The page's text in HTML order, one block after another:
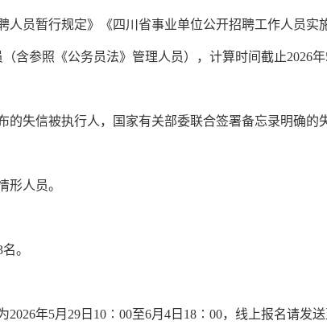
员暂行规定》《四川省事业单位公开招聘工作人员实
含参照《公务员法》管理人员），计算时间截止2026年
失信被执行人，国家有关部委联合签署备忘录明确的
形人员。
名。
2026年5月 29 日 10∶00至6月 4 日 18∶00，线上报名请发